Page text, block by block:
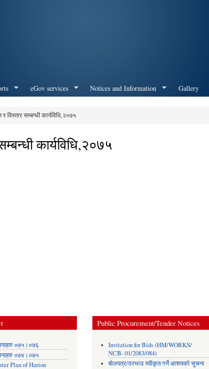
eGov services Notices and Information Gallery
विस्तार सम्बन्धी कार्यविधि,२०७५
कार्यविधि,२०७५
०७५।०७६
०७४।०७५
Plan of Harion
Public Procurement/Tender Notices
Invitation for Bids (HM/WORKS/
NCB- 01/2083/084)
बोलपत्र/दरभाउ स्वीकृत गर्ने आशयको सूचना